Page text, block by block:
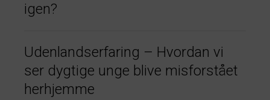
igen?
Udenlandserfaring – Hvordan vi
ser dygtige unge blive misforstået
herhjemme